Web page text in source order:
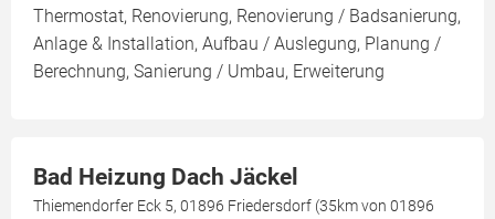
Thermostat, Renovierung, Renovierung / Badsanierung,
Anlage & Installation, Aufbau / Auslegung, Planung /
Berechnung, Sanierung / Umbau, Erweiterung
Bad Heizung Dach Jäckel
Thiemendorfer Eck 5, 01896 Friedersdorf (35km von 01896